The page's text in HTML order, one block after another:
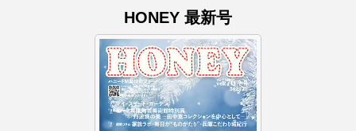
ハムネット
バッド・ジーニアス
バニーン・アハマド・ナーイフ
HONEY 最新号